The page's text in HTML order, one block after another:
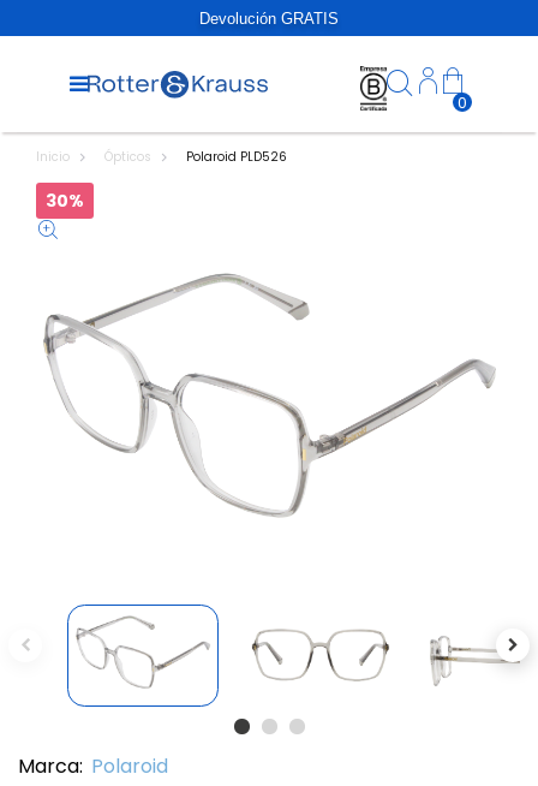
Devolución GRATIS
0
Inicio Ópticos Polaroid PLD526
30%
Previous
Marca: Polaroid